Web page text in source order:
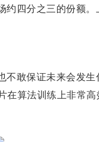
四分之三的份额
保证未来会发生
算法训练上非常